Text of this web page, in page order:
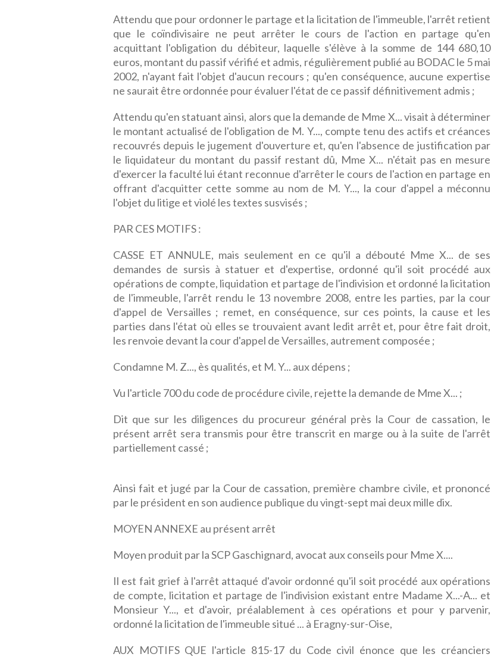
Attendu que pour ordonner le partage et la licitation de l'immeuble, l'arrêt retient
que le coïndivisaire ne peut arrêter le cours de l'action en partage qu'en
acquittant l'obligation du débiteur, laquelle s'élève à la somme de 144 680,10
euros, montant du passif vérifié et admis, régulièrement publié au BODAC le 5 mai
2002, n'ayant fait l'objet d'aucun recours ; qu'en conséquence, aucune expertise
ne saurait être ordonnée pour évaluer l'état de ce passif définitivement admis ;
Attendu qu'en statuant ainsi, alors que la demande de Mme X... visait à déterminer
le montant actualisé de l'obligation de M. Y..., compte tenu des actifs et créances
recouvrés depuis le jugement d'ouverture et, qu'en l'absence de justification par
le liquidateur du montant du passif restant dû, Mme X... n'était pas en mesure
d'exercer la faculté lui étant reconnue d'arrêter le cours de l'action en partage en
offrant d'acquitter cette somme au nom de M. Y..., la cour d'appel a méconnu
l'objet du litige et violé les textes susvisés ;
PAR CES MOTIFS :
CASSE ET ANNULE, mais seulement en ce qu'il a débouté Mme X... de ses
demandes de sursis à statuer et d'expertise, ordonné qu'il soit procédé aux
opérations de compte, liquidation et partage de l'indivision et ordonné la licitation
de l'immeuble, l'arrêt rendu le 13 novembre 2008, entre les parties, par la cour
d'appel de Versailles ; remet, en conséquence, sur ces points, la cause et les
parties dans l'état où elles se trouvaient avant ledit arrêt et, pour être fait droit,
les renvoie devant la cour d'appel de Versailles, autrement composée ;
Condamne M. Z..., ès qualités, et M. Y... aux dépens ;
Vu l'article 700 du code de procédure civile, rejette la demande de Mme X... ;
Dit que sur les diligences du procureur général près la Cour de cassation, le
présent arrêt sera transmis pour être transcrit en marge ou à la suite de l'arrêt
partiellement cassé ;
Ainsi fait et jugé par la Cour de cassation, première chambre civile, et prononcé
par le président en son audience publique du vingt-sept mai deux mille dix.
MOYEN ANNEXE au présent arrêt
Moyen produit par la SCP Gaschignard, avocat aux conseils pour Mme X....
Il est fait grief à l'arrêt attaqué d'avoir ordonné qu'il soit procédé aux opérations
de compte, licitation et partage de l'indivision existant entre Madame X...-A... et
Monsieur Y..., et d'avoir, préalablement à ces opérations et pour y parvenir,
ordonné la licitation de l'immeuble situé ... à Eragny-sur-Oise,
AUX MOTIFS QUE l'article 815-17 du Code civil énonce que les créanciers